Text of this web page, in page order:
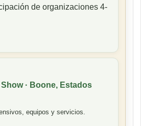
de organizaciones 4-
· Boone, Estados
equipos y servicios.